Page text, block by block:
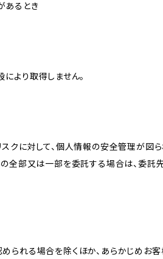
あるとき
より取得しません。
クに対して、個人情報の安全管理が図
全部又は一部を委託する場合は、委託
られる場合を除くほか、あらかじめお